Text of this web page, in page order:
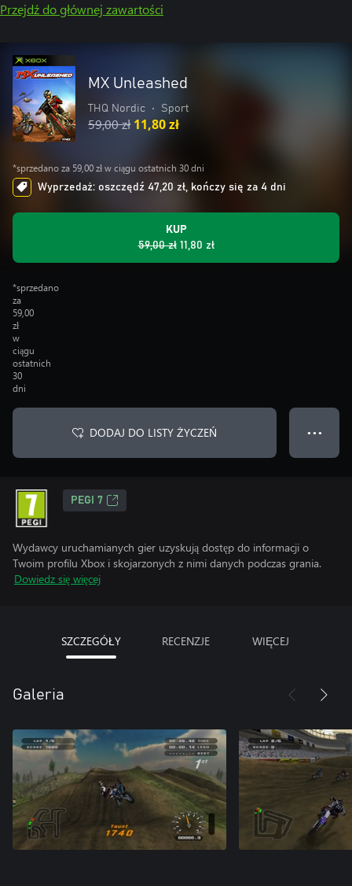
Przejdź do głównej zawartości
MX Unleashed
THQ Nordic • Sport
59,00 zł 11,80 zł
*sprzedano za 59,00 zł w ciągu ostatnich 30 dni
Wyprzedaż: oszczędź 47,20 zł, kończy się za 4 dni
KUP
59,00 zł 11,80 zł
*sprzedano
za
59,00
zł
w
ciągu
ostatnich
30
dni
DODAJ DO LISTY ŻYCZEŃ ● ● ●
PEGI 7
Wydawcy uruchamianych gier uzyskują dostęp do informacji o
Twoim profilu Xbox i skojarzonych z nimi danych podczas grania.
Dowiedz się więcej
SZCZEGÓŁY RECENZJE WIĘCEJ
Galeria